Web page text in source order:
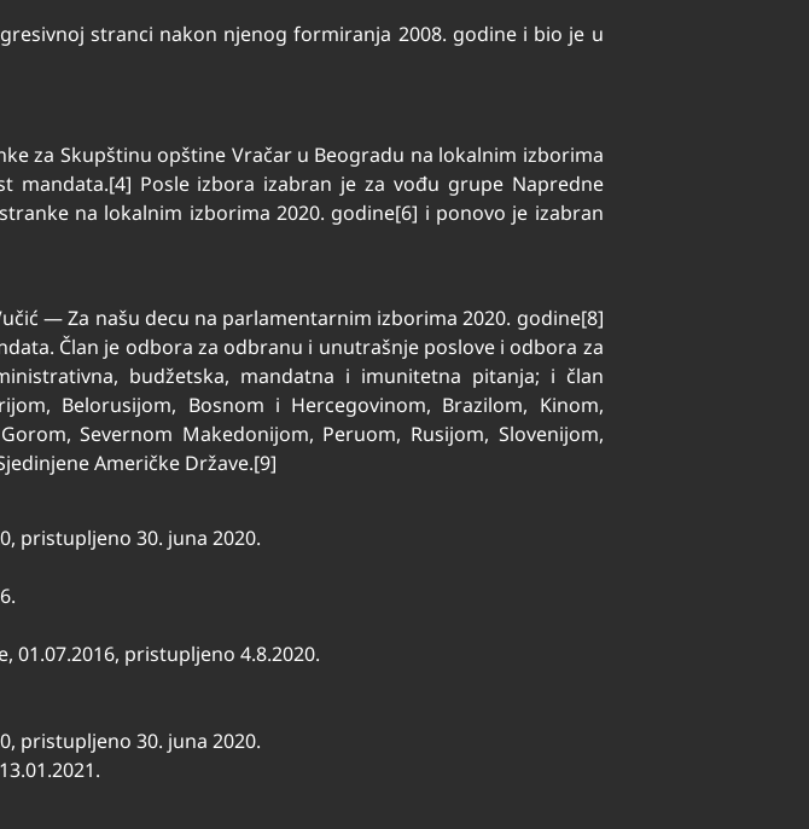
stranci nakon njenog formiranja 2008. godine i bio je u
za Skupštinu opštine Vračar u Beogradu na lokalnim izborima
mandata.[4] Posle izbora izabran je za vođu grupe Napredne
na lokalnim izborima 2020. godine[6] i ponovo je izabran
— Za našu decu na parlamentarnim izborima 2020. godine[8]
Član je odbora za odbranu i unutrašnje poslove i odbora za
budžetska, mandatna i imunitetna pitanja; i član
Belorusijom, Bosnom i Hercegovinom, Brazilom, Kinom,
Severnom Makedonijom, Peruom, Rusijom, Slovenijom,
Američke Države.[9]
pristupljeno 30. juna 2020.
01.07.2016, pristupljeno 4.8.2020.
pristupljeno 30. juna 2020.